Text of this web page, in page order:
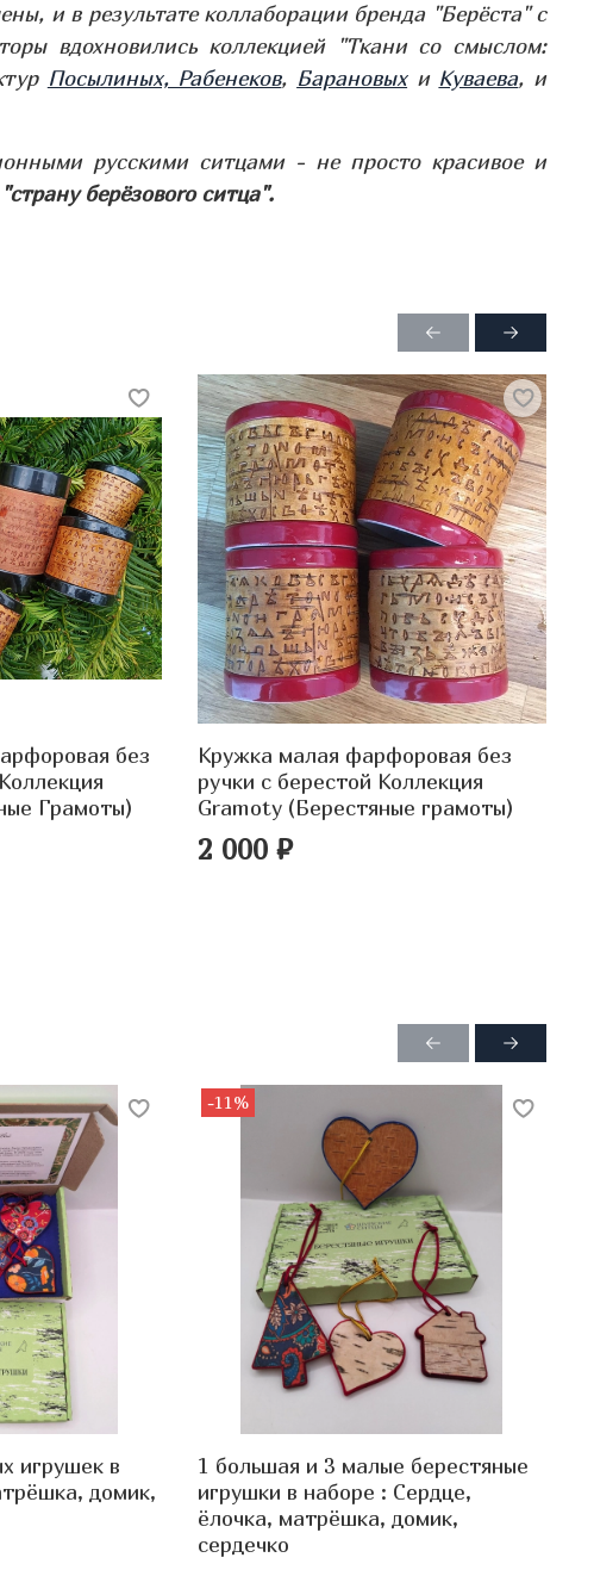
и в результате коллаборации бренда "Берёста" с
вдохновились коллекцией "Ткани со смыслом:
Посылиных, Рабенеков, Барановыхи Куваева, и
русскими ситцами - не просто красивое и
"страну берёзовоrо ситца".
без
Грамоты)
Кружка малая фарфоровая без
ручки с берестой Коллекция
Gramoty (Берестяные грамоты)
2 000 ₽
игрушек в
домик,
-11%
1 большая и 3 малые берестяные
игрушки в наборе : Сердце,
ёлочка, матрёшка, домик,
сердечко